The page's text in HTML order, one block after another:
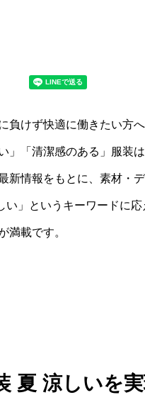
負けず快適に働きたい方
」「清潔感のある」服装
新情報をもとに、素材・
い」というキーワードに
満載です。
夏 涼しいを